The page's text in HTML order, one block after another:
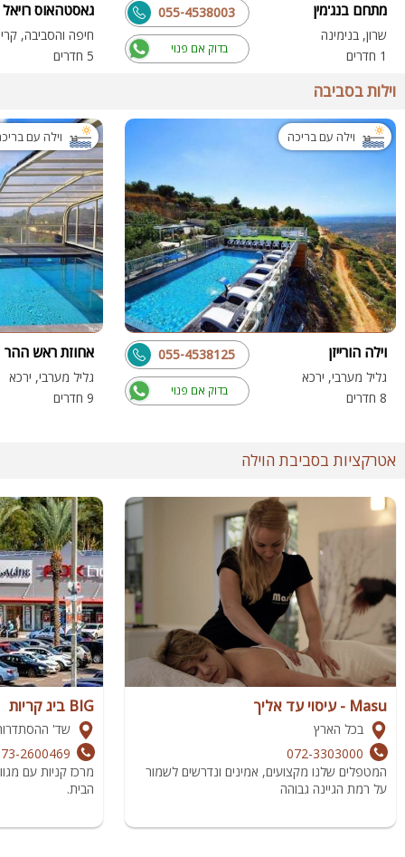
מתחם בנג'מין
שרון, בנימינה
1 חדרים
בדוק אם פנוי
055-4538003 גאסטהאוס רויאל
חיפה והסביבה,
5 חדרים
וילות בסביבה
וילה עם בריכה
וילה הורייזן
גליל מערבי, ירכא
8 חדרים
בדוק אם פנוי
055-4538125
וילה עם
אחוזת ראש ההר
גליל מערבי, ירכא
9 חדרים
אטרקציות בסביבת הוילה
Masu - עיסוי עד אליך
בכל הארץ
072-3303000
המטפלים שלנו מקצועים, אמינים ונדרשים לשמור
על רמת הגיינה גבוהה
BIG ביג קריות
שד' ההסתדרות 248,
2600469
מרכז קניות עם
הבית.